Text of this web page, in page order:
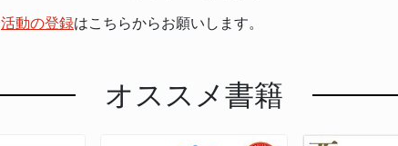
活動の登録はこちらからお願いします。
オススメ書籍